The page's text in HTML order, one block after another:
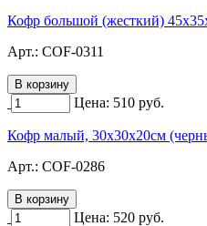
Кофр большой (жесткий)
Арт.: COF-0311
Цена: 510 руб.
Кофр малый, 30х30х20см
Арт.: COF-0286
Цена: 520 руб.